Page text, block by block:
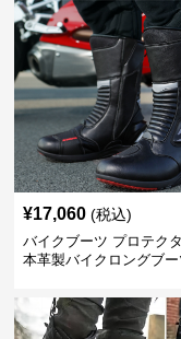
¥17,060 (税込)
バイクブーツ プロテク
本革製バイクロングブー